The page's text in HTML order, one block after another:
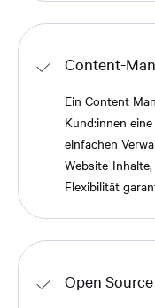
Content-
Ein Content
Kund:innen
einfachen
Website-
Flexibilität
Open